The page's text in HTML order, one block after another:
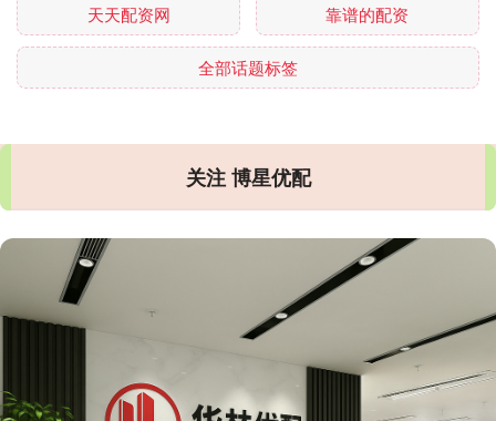
天天配资网 靠谱的配资
全部话题标签
关注 博星优配